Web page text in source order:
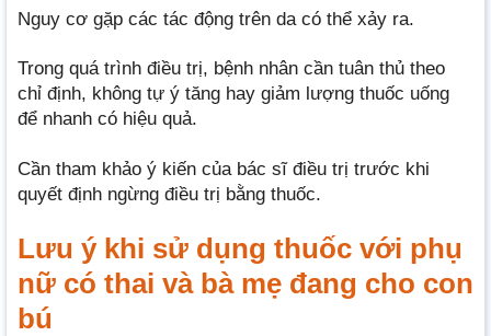
Nguy cơ gặp các tác động trên da có thể xảy ra.
Trong quá trình điều trị, bệnh nhân cần tuân thủ theo
chỉ định, không tự ý tăng hay giảm lượng thuốc uống
để nhanh có hiệu quả.
Cần tham khảo ý kiến của bác sĩ điều trị trước khi
quyết định ngừng điều trị bằng thuốc.
Lưu ý khi sử dụng thuốc với phụ
nữ có thai và bà mẹ đang cho con
bú